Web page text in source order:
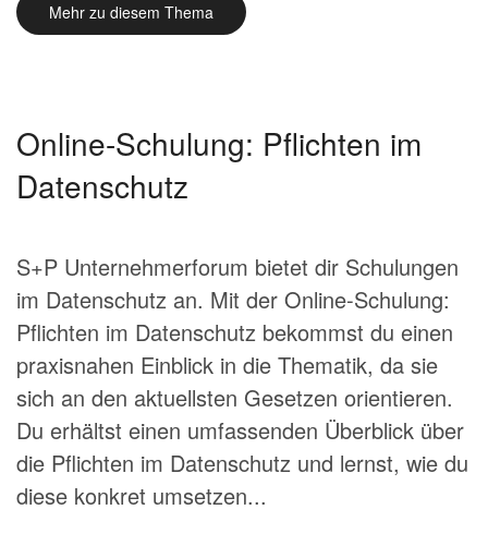
Mehr zu diesem Thema
Online-Schulung: Pflichten im
Datenschutz
S+P Unternehmerforum bietet dir Schulungen
im Datenschutz an. Mit der Online-Schulung:
Pflichten im Datenschutz bekommst du einen
praxisnahen Einblick in die Thematik, da sie
sich an den aktuellsten Gesetzen orientieren.
Du erhältst einen umfassenden Überblick über
die Pflichten im Datenschutz und lernst, wie du
diese konkret umsetzen...